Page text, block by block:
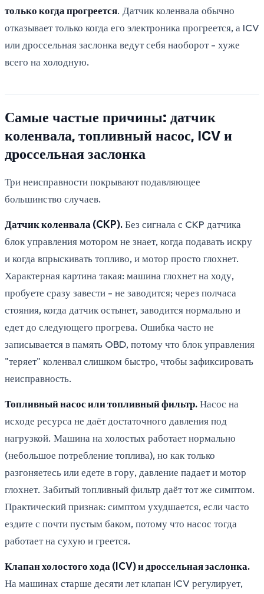
только когда прогреется. Датчик коленвала обычно
отказывает только когда его электроника прогреется, а ICV
или дроссельная заслонка ведут себя наоборот - хуже
всего на холодную.
Самые частые причины: датчик
коленвала, топливный насос, ICV и
дроссельная заслонка
Три неисправности покрывают подавляющее
большинство случаев.
Датчик коленвала (CKP).Без сигнала с CKP датчика
блок управления мотором не знает, когда подавать искру
и когда впрыскивать топливо, и мотор просто глохнет.
Характерная картина такая: машина глохнет на ходу,
пробуете сразу завести - не заводится; через полчаса
стояния, когда датчик остынет, заводится нормально и
едет до следующего прогрева. Ошибка часто не
записывается в память OBD, потому что блок управления
"теряет" коленвал слишком быстро, чтобы зафиксировать
неисправность.
Топливный насос или топливный фильтр.Насос на
исходе ресурса не даёт достаточного давления под
нагрузкой. Машина на холостых работает нормально
(небольшое потребление топлива), но как только
разгоняетесь или едете в гору, давление падает и мотор
глохнет. Забитый топливный фильтр даёт тот же симптом.
Практический признак: симптом ухудшается, если часто
ездите с почти пустым баком, потому что насос тогда
работает на сухую и греется.
Клапан холостого хода (ICV) и дроссельная заслонка.
На машинах старше десяти лет клапан ICV регулирует,